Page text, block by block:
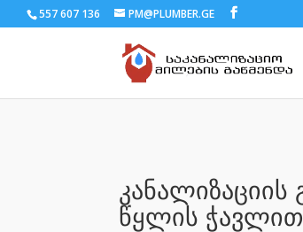
557 607 136 PM@PLUMBER.GE
კანალიზაციის
წყლის ჭავლით